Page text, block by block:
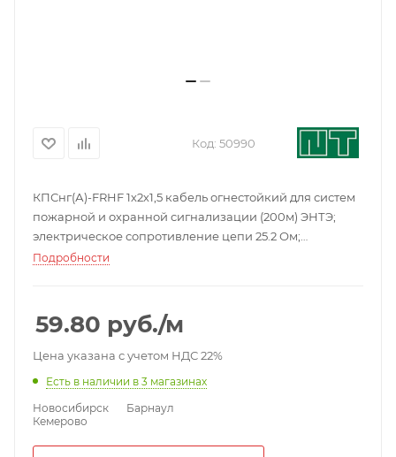
Код: 50990
КПСнг(А)-FRHF 1х2х1,5 кабель огнестойкий для систем
пожарной и охранной сигнализации (200м) ЭНТЭ;
электрическое сопротивление цепи 25.2 Ом;
электрическое сопротивление изоляции жил
жилами 1,4/1,0кВ/1мин; коэффициент затухания на
частоте 1000 Гц 0.6дБ/1 км; наружный размер кабеля
7.92мм; расчетная масса кабеля 75.36 кг/км.
Подробности
59.80 руб./м
Цена указана с учетом НДС 22%
Есть в наличии в 3 магазинах
Новосибирск
Барнаул
Кемерово